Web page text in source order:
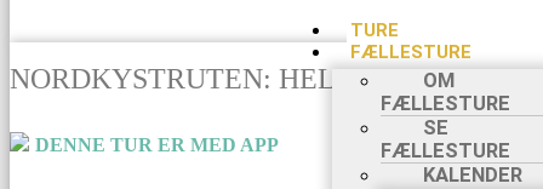
TURE
FÆLLESTURE
OM
FÆLLESTURE
SE
FÆLLESTURE
KALENDER
NORDKYSTRUTEN: HELE RUTEN
DENNE TUR ER MED APP